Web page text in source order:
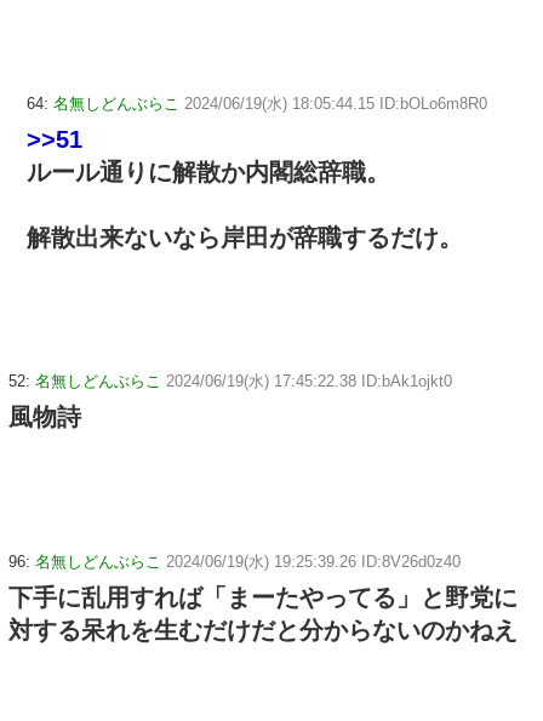
64: 名無しどんぶらこ 2024/06/19(水) 18:05:44.15 ID:bOLo6m8R0
>>51
ルール通りに解散か内閣総辞職。
解散出来ないなら岸田が辞職するだけ。
52: 名無しどんぶらこ 2024/06/19(水) 17:45:22.38 ID:bAk1ojkt0
風物詩
96: 名無しどんぶらこ 2024/06/19(水) 19:25:39.26 ID:8V26d0z40
下手に乱用すれば「まーたやってる」と野党に
対する呆れを生むだけだと分からないのかねえ